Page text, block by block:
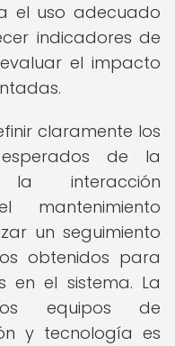
el uso adecuado
indicadores de
el impacto
claramente los
de la
la interacción
mantenimiento
un seguimiento
obtenidos para
en el sistema. La
equipos de
y tecnología es